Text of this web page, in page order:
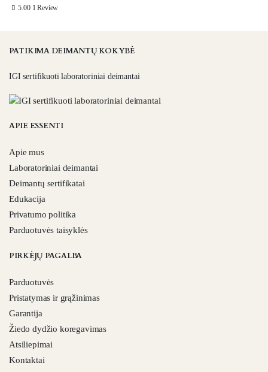
5.001 Review
PATIKIMA DEIMANTŲ KOKYBĖ
IGI sertifikuoti laboratoriniai deimantai
APIE ESSENTI
Apie mus
Laboratoriniai deimantai
Deimantų sertifikatai
Edukacija
Privatumo politika
Parduotuvės taisyklės
PIRKĖJŲ PAGALBA
Parduotuvės
Pristatymas ir grąžinimas
Garantija
Žiedo dydžio koregavimas
Atsiliepimai
Kontaktai